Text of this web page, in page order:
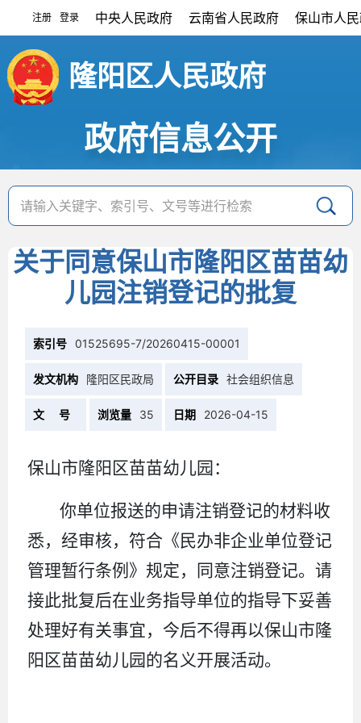
注册 登录 中央人民政府 云南省人民政府 保山市人
隆阳区人民政府
政府信息公开
关于同意保山市隆阳区苗苗幼
儿园注销登记的批复
索引号 01525695-7/20260415-00001
发文机构 隆阳区民政局 公开目录 社会组织信息
文 号 浏览量 35 日期 2026-04-15
保山市隆阳区苗苗幼儿园：
你单位报送的申请注销登记的材料收
悉，经审核，符合《民办非企业单位登记
管理暂行条例》规定，同意注销登记。请
接此批复后在业务指导单位的指导下妥善
处理好有关事宜，今后不得再以保山市隆
阳区苗苗幼儿园的名义开展活动。